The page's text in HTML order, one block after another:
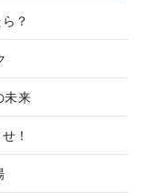
？
未来
！